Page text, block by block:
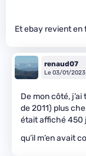
Et ebay revient en
renaud07
Le 03/01/2023
De mon côté,
de 2011) plus
était affiché 450
qu’il m’en avait